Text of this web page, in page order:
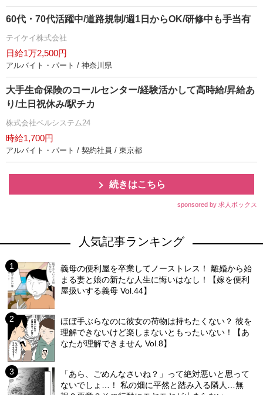
60代・70代活躍中/道路規制/週1日からOK/研修中も手当有
テイケイ株式会社
日給1万2,500円
アルバイト・パート / 神奈川県
大手生命保険のコールセンター/経験活かして高時給/昇給あ
り/土日祝休み/駅チカ
株式会社ベルシステム24
時給1,700円
アルバイト・パート / 契約社員 / 東京都
続きはこちら
sponsored by 求人ボックス
人気記事ランキング
義母の便利屋を卒業してノーストレス！ 離婚から始
まる妻と娘の新たな人生に悔いはなし！【嫁を便利
屋扱いする義母 Vol.44】
ほぼ手ぶらなのに彼女の荷物は持ちたくない？ 彼を
理解できないけど楽しまないともったいない！【あ
なたが理解できません Vol.8】
「あら、ごめんなさいね？」って絶対悪いと思って
ないでしょ…！ 私の畑に平然と踏み入る隣人…無